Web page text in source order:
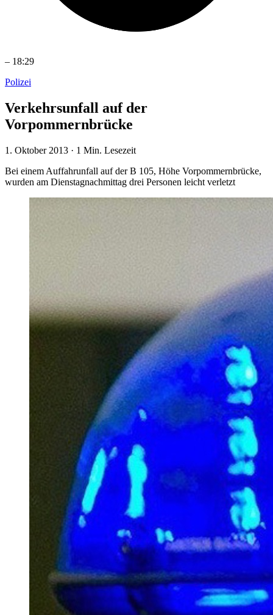
– 18:29
Polizei
Verkehrsunfall auf der
Vorpommernbrücke
1. Oktober 2013 · 1 Min. Lesezeit
Bei einem Auffahrunfall auf der B 105, Höhe Vorpommernbrücke,
wurden am Dienstagnachmittag drei Personen leicht verletzt